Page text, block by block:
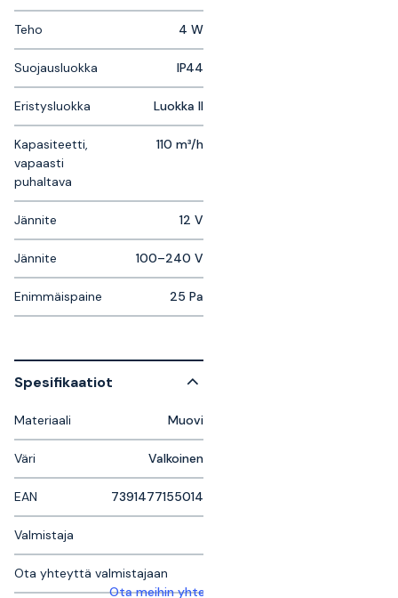
Teho 4 W
Suojausluokka IP44
Eristysluokka Luokka II
Kapasiteetti,
vapaasti
puhaltava
110 m³/h
Jännite 12 V
Jännite 100–240 V
Enimmäispaine 25 Pa
Spesifikaatiot
Materiaali Muovi
Väri Valkoinen
EAN 7391477155014
Valmistaja
Ota yhteyttä valmistajaan
Ota meihin yhteyttä saadaksesi lisätietoja